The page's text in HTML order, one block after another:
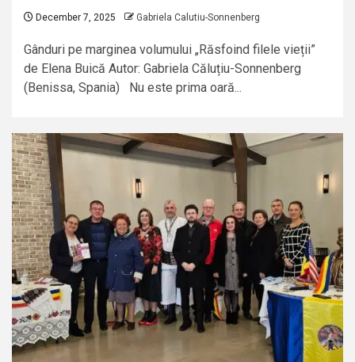
December 7, 2025 Gabriela Calutiu-Sonnenberg
Gânduri pe marginea volumului „Răsfoind filele vieții”
de Elena Buică Autor: Gabriela Căluțiu-Sonnenberg
(Benissa, Spania) Nu este prima oară...